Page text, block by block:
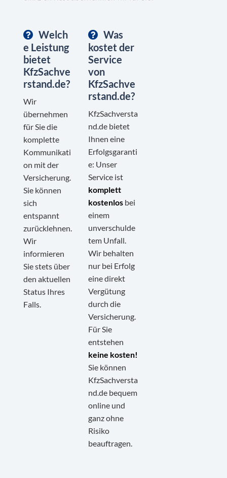
Welch
e Leistung
bietet
KfzSachve
rstand.de?
Wir
übernehmen
für Sie die
komplette
Kommunikati
on mit der
Versicherung.
Sie können
sich
entspannt
zurücklehnen.
Wir
informieren
Sie stets über
den aktuellen
Status Ihres
Falls.
Was
kostet der
Service
von
KfzSachve
rstand.de?
KfzSachversta
nd.de bietet
Ihnen eine
Erfolgsgaranti
e: Unser
Service ist
komplett
kostenlos bei
einem
unverschulde
tem Unfall.
Wir behalten
nur bei Erfolg
eine direkt
Vergütung
durch die
Versicherung.
Für Sie
entstehen
keine kosten!
Sie können
KfzSachversta
nd.de bequem
online und
ganz ohne
Risiko
beauftragen.
Kundenbewertungen und Erfahrungen zu